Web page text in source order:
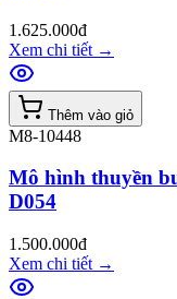
1.625.000đ
Xem chi tiết →
Thêm vào giỏ
M8-10448
Mô hình thuyền
D054
1.500.000đ
Xem chi tiết →